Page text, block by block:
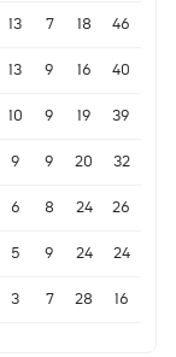
13 7 18 46
13 9 16 40
10 9 19 39
9 9 20 32
6 8 24 26
5 9 24 24
3 7 28 16